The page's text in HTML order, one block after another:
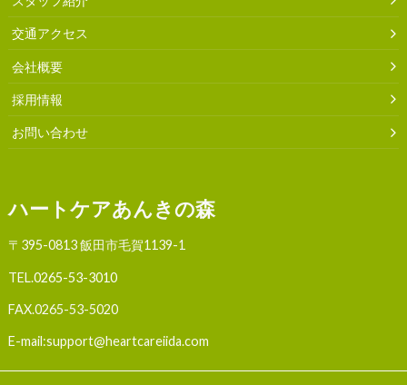
交通アクセス
会社概要
採用情報
お問い合わせ
ハートケアあんきの森
〒395-0813 飯田市毛賀1139-1
TEL.0265-53-3010
FAX.0265-53-5020
E-mail:support@heartcareiida.com